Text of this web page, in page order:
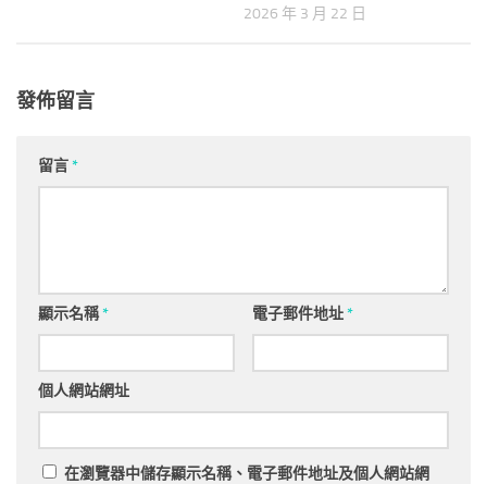
2026 年 3 月 22 日
發佈留言
留言*
顯示名稱* 電子郵件地址*
個人網站網址
在瀏覽器中儲存顯示名稱、電子郵件地址及個人網站網